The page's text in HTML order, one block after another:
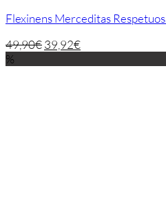
Flexinens Merceditas
49,90€39,92€
%